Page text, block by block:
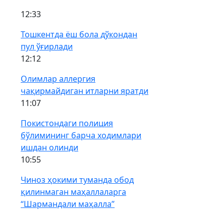
12:33
Тошкентда ёш бола дўкондан
пул ўғирлади
12:12
Олимлар аллергия
чақирмайдиган итларни яратди
11:07
Покистондаги полиция
бўлимининг барча ходимлари
ишдан олинди
10:55
Чиноз ҳокими туманда обод
қилинмаган маҳаллаларга
“Шармандали маҳалла”